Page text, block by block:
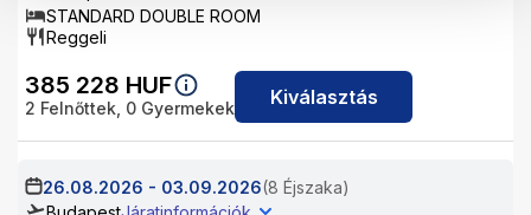
STANDARD DOUBLE ROOM
Reggeli
385 228 HUF
2 Felnőttek, 0 Gyermekek Kiválasztás
26.08.2026 - 03.09.2026(8 Éjszaka)